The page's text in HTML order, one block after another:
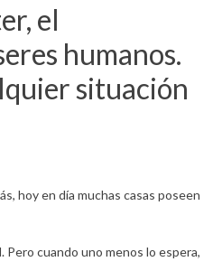
el
humanos.
situación
hoy en día muchas casas poseen
Pero cuando uno menos lo espera,